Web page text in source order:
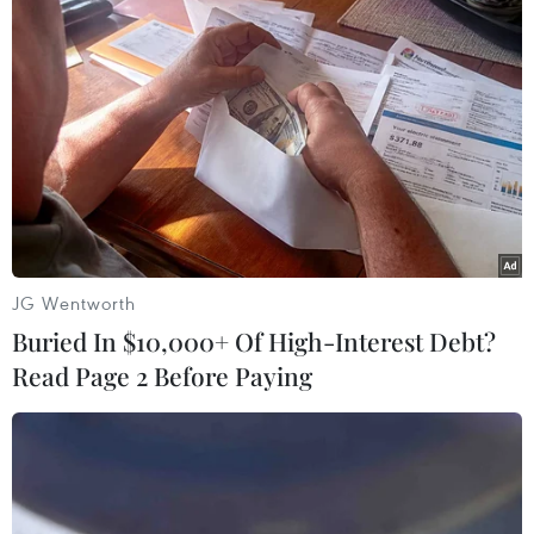
báo các cuộc giao tranh giữa quân đội Israel
(IDF) và lực lượng Hezbollah đang đẩy biên giới
Israel-Liban vào tình trạng "nguy hiểm."
Israel vẫn tiếp tục đẩy
mạnh không kích Dải
Gaza để loại bỏ Hamas
Tuyên bố của Thủ tướng Israel
Benjamin Netanyahu khẳng định
rõ nước này sẽ thực hiện chiến
dịch quân sự cho đến khi đạt
JG Wentworth
Buried In $10,000+ Of High-Interest Debt?
Read Page 2 Before Paying